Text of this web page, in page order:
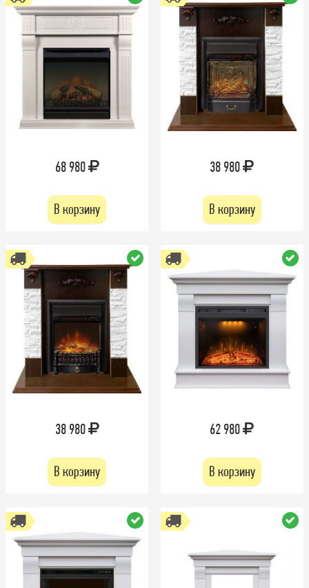
68 980
В корзину
38 980
В корзину
38 980
В корзину
62 980
В корзину